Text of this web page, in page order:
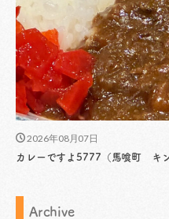
2026年08月07日
カレーですよ5777（馬喰町 キ
Archive